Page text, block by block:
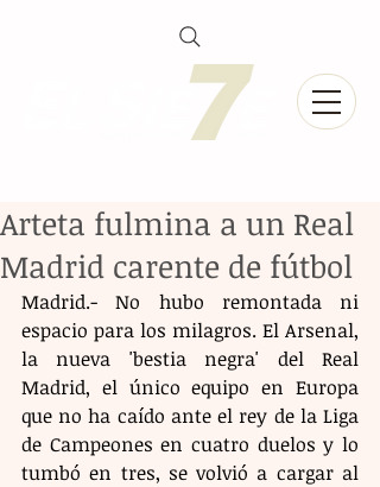
Arteta fulmina a un Real
Madrid carente de fútbol
Madrid.- No hubo remontada ni
espacio para los milagros. El Arsenal,
la nueva 'bestia negra' del Real
Madrid, el único equipo en Europa
que no ha caído ante el rey de la Liga
de Campeones en cuatro duelos y lo
tumbó en tres, se volvió a cargar al